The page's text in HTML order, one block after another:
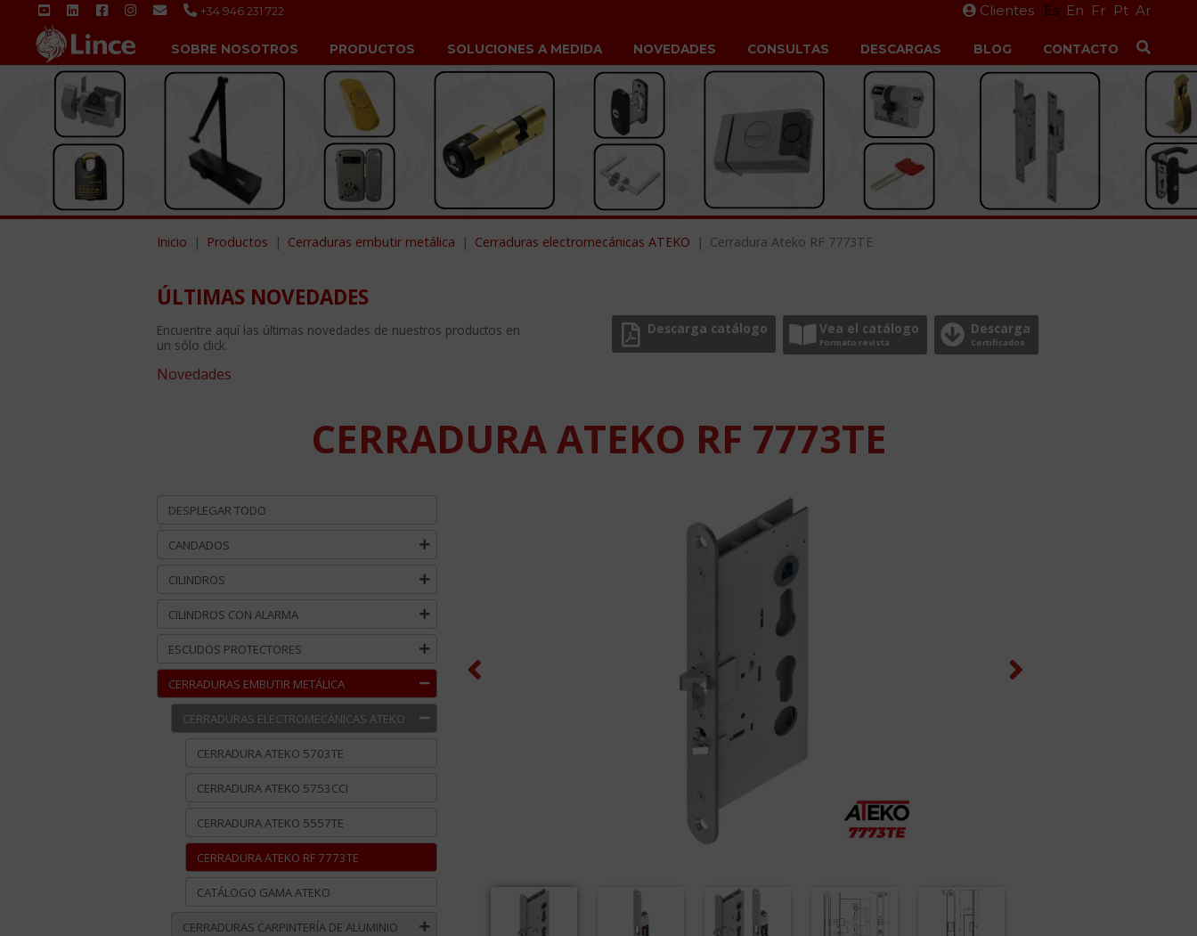
+34 946 231 722 Clientes Es En Fr Pt Ar
SOBRE NOSOTROS PRODUCTOS SOLUCIONES A MEDIDA NOVEDADES CONSULTAS DESCARGAS BLOG CONTACTO
Inicio Productos Cerraduras embutir metálica Cerraduras electromecánicas ATEKO Cerradura Ateko RF 7773TE
ÚLTIMAS NOVEDADES
Encuentre aquí las últimas novedades de nuestros productos en
un sólo click.
Novedades
Descarga catálogo Vea el catálogo
Formato revista
Descarga
Certificados
CERRADURA ATEKO RF 7773TE
DESPLEGAR TODO
CANDADOS
CILINDROS
CILINDROS CON ALARMA
ESCUDOS PROTECTORES
CERRADURAS EMBUTIR METÁLICA
CERRADURAS ELECTROMECÁNICAS ATEKO
CERRADURA ATEKO 5703TE
CERRADURA ATEKO 5753CCI
CERRADURA ATEKO 5557TE
CERRADURA ATEKO RF 7773TE
CATÁLOGO GAMA ATEKO
CERRADURAS CARPINTERÍA DE ALUMINIO